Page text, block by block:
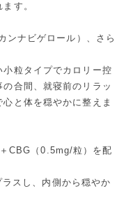
す。
ンナビゲロール）、さら
粒タイプでカロリー控
合間、就寝前のリラッ
と体を穏やかに整えま
CBG（0.5mg/粒）を配
スし、内側から穏やか